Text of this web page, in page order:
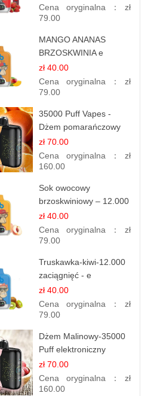
Cena oryginalna： zł
79.00
MANGO ANANAS
BRZOSKWINIA e
papierosy – 12.000
zaciągnięć
zł 40.00
Cena oryginalna： zł
79.00
35000 Puff Vapes -
Dżem pomarańczowy
zł 70.00
Cena oryginalna： zł
160.00
Sok owocowy
brzoskwiniowy – 12.000
zaciągnięć – e
papierosy jednorazowe
zł 40.00
Cena oryginalna： zł
79.00
Truskawka-kiwi-12.000
zaciągnięć - e
papierosy jednorazowe
zł 40.00
Cena oryginalna： zł
79.00
Dżem Malinowy-35000
Puff elektroniczny
papieros (Ibvape Bar)
zł 70.00
Cena oryginalna： zł
160.00